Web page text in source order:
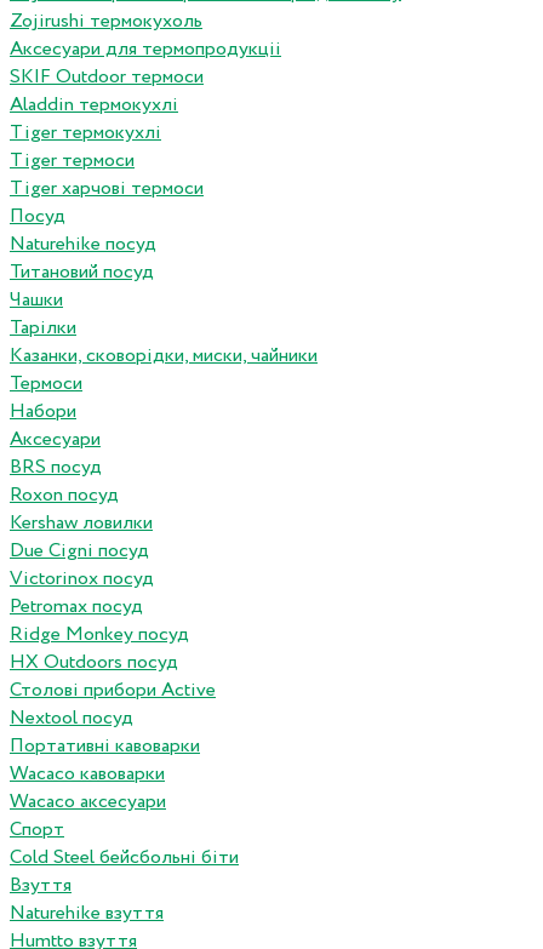
Zojirushi термокухоль
Аксесуари для термопродукціі
SKIF Outdoor термоси
Aladdin термокухлі
Tiger термокухлі
Tiger термоси
Tiger харчові термоси
Посуд
Naturehike посуд
Титановий посуд
Чашки
Тарілки
Казанки, сковорідки, миски, чайники
Термоси
Набори
Аксесуари
BRS посуд
Roxon посуд
Kershaw ловилки
Due Cigni посуд
Victorinox посуд
Petromax посуд
Ridge Monkey посуд
HX Outdoors посуд
Столові прибори Active
Nextool посуд
Портативні кавоварки
Wacaco кавоварки
Wacaco аксесуари
Спорт
Cold Steel бейсбольні біти
Взуття
Naturehike взуття
Humtto взуття